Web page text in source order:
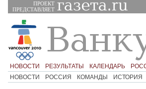
ПРОЕКТ
ПРЕДСТАВЛЯЕТ
НОВОСТИ РЕЗУЛЬТАТЫ КАЛЕНДАРЬ
НОВОСТИ
РОССИЯ КОМАНДЫ ИСТОРИЯ